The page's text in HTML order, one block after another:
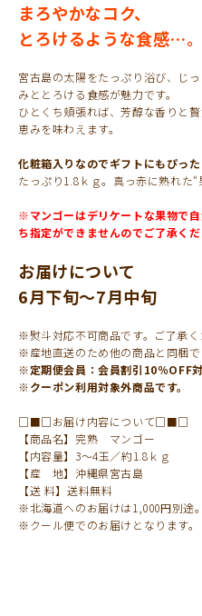
まろやかなコク、
とろけるような食感…。
宮古島の太陽をたっぷり浴び、じ
みととろける食感が魅力です。
ひとくち頬張れば、芳醇な香りと
恵みを味わえます。
化粧箱入りなのでギフトにもぴった
たっぷり1.8ｋｇ。真っ赤に熟れた
※マンゴーはデリケートな果物で
ち指定ができませんのでご了承くだ
お届けについて
6月下旬～7月中旬
※熨斗対応不可商品です。ご了承く
※産地直送のため他の商品と同梱で
※定期便会員：会員割引10％OFF対
※クーポン利用対象外商品です。
□■□お届け内容について□■□
【商品名】完熟 マンゴー
【内容量】3～4玉／約1.8ｋｇ
【産 地】沖縄県宮古島
【送 料】送料無料
※北海道へのお届けは1,000円別途。
※クール便でのお届けとなります。